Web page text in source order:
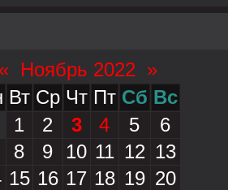
« Ноябрь 2022 »
Вт Ср Чт Пт Сб Вс
1
2 3 4 5
6
8 9 10 11 12 13
15 16 17 18 19 20